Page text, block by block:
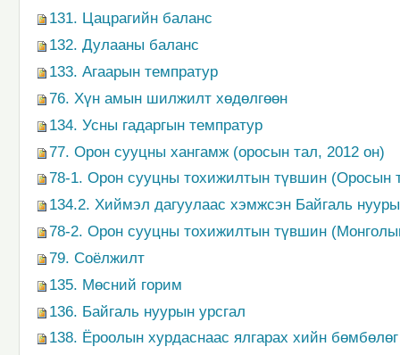
131. Цацрагийн баланс
132. Дулааны баланс
133. Агаарын темпратур
76. Хүн амын шилжилт хөдөлгөөн
134. Усны гадаргын темпратур
77. Орон сууцны хангамж (оросын тал, 2012 он)
78-1. Орон сууцны тохижилтын түвшин (Оросын
134.2. Хиймэл дагуулаас хэмжсэн Байгаль
78-2. Орон сууцны тохижилтын түвшин
79. Соёлжилт
135. Мөсний горим
136. Байгаль нуурын урсгал
138. Ёроолын хурдаснаас ялгарах хийн бөмбөлөг